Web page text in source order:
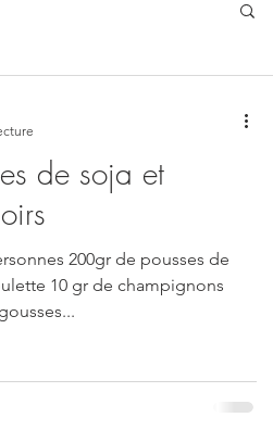
de soja et
200gr de pousses de
10 gr de champignons